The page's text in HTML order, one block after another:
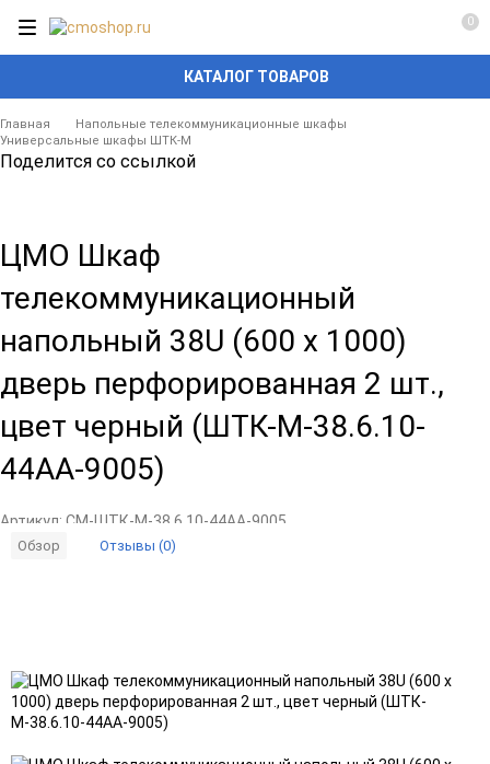
КАТАЛОГ ТОВАРОВ
0
Главная
Напольные телекоммуникационные шкафы
Универсальные шкафы ШТК-М
Поделится со ссылкой
ЦМО Шкаф
телекоммуникационный
напольный 38U (600 х 1000)
дверь перфорированная 2 шт.,
цвет черный (ШТК-М-38.6.10-
44АА-9005)
Артикул: CM-ШТК-М-38.6.10-44АА-9005
Обзор Отзывы (0)